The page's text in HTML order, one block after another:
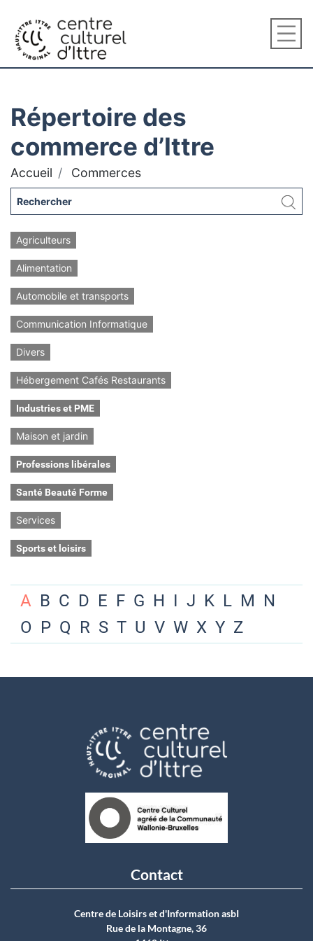
Répertoire des
commerce d’Ittre
Accueil Commerces
Agriculteurs
Alimentation
Automobile et transports
Communication Informatique
Divers
Hébergement Cafés Restaurants
Industries et PME
Maison et jardin
Professions libérales
Santé Beauté Forme
Services
Sports et loisirs
A B C D E F G H I J K L M N
O P Q R S T U V W X Y Z
Contact
Centre de Loisirs et d'Information asbI
Rue de la Montagne, 36